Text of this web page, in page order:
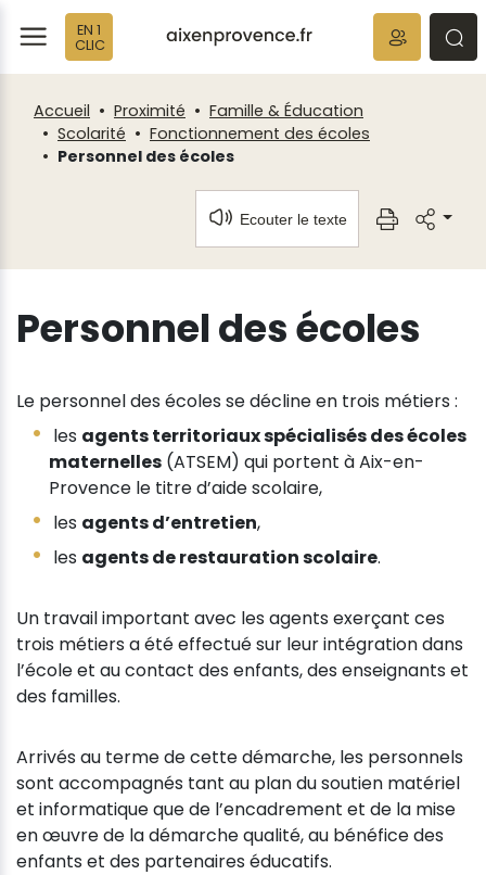
EN 1
CLIC
Accueil Proximité
Famille & Éducation
Scolarité
Fonctionnement des écoles
Personnel des écoles
Ecouter le texte
Personnel des écoles
Le personnel des écoles se décline en trois métiers :
les agents territoriaux spécialisés des écoles
maternelles (ATSEM) qui portent à Aix-en-
Provence le titre d’aide scolaire,
les agents d’entretien,
les agents de restauration scolaire.
Un travail important avec les agents exerçant ces
trois métiers a été effectué sur leur intégration dans
l’école et au contact des enfants, des enseignants et
des familles.
Arrivés au terme de cette démarche, les personnels
sont accompagnés tant au plan du soutien matériel
et informatique que de l’encadrement et de la mise
en œuvre de la démarche qualité, au bénéfice des
enfants et des partenaires éducatifs.
Fenêtre
de
chat
Panneau de gestion des cookies